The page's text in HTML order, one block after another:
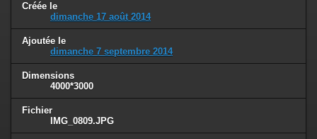
Créée le
dimanche 17 août 2014
Ajoutée le
dimanche 7 septembre 2014
Dimensions
4000*3000
Fichier
IMG_0809.JPG